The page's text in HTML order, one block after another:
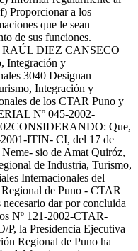
Proporcionar a los
que le sean
de sus funciones.
RAÚL DIEZ CANSECO
Integración y
3040 Designan
Integración y
de los CTAR Puno y
Nº 045-2002-
Que,
2001-ITIN- CI, del 17 de
sio de Amat Quiróz,
de Industria, Turismo,
Internacionales del
de Puno - CTAR
dar por concluida
Nº 121-2002-CTAR-
la Presidencia Ejecutiva
Regional de Puno ha